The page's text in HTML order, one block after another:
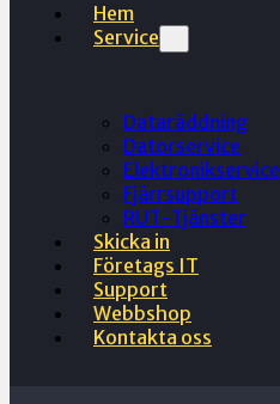
Hem
Service
Dataräddning
Datorservice
Elektronikservice
Fjärrsupport
RUT-Tjänster
Skicka in
Företags IT
Support
Webbshop
Kontakta oss